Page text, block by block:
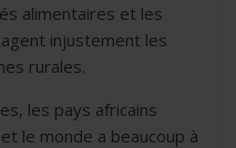
alimentaires et les
injustement les
rurales.
les pays africains
le monde a beaucoup à